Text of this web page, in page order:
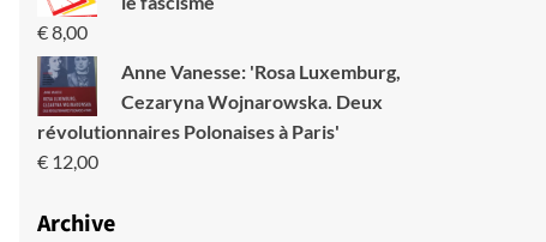
€8,00
Anne Vanesse: 'Rosa Luxemburg,
Cezaryna Wojnarowska. Deux
révolutionnaires Polonaises à Paris'
€12,00
Archive